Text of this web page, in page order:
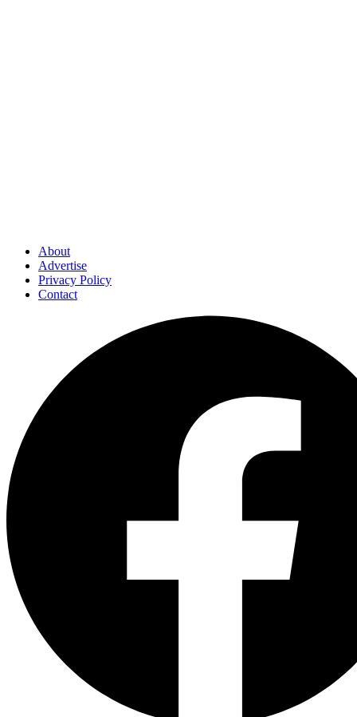
About
Advertise
Privacy Policy
Contact